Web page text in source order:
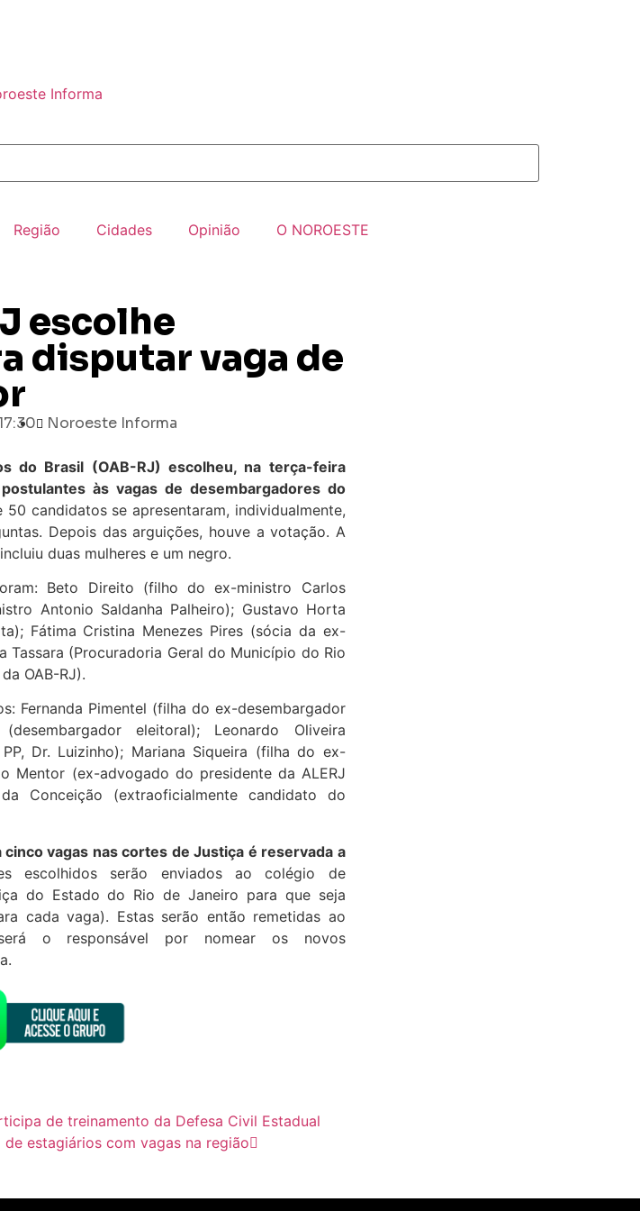
Região Cidades Opinião O NOROESTE
escolhe
disputar vaga de
Noroeste Informa
do Brasil (OAB-RJ) escolheu, na terça-feira
às vagas de desembargadores do
50 candidatos se apresentaram, individualmente,
Depois das arguições, houve a votação. A
duas mulheres e um negro.
Beto Direito (filho do ex-ministro Carlos
Antonio Saldanha Palheiro); Gustavo Horta
Fátima Cristina Menezes Pires (sócia da ex-
Tassara (Procuradoria Geral do Município do Rio
OAB-RJ).
Fernanda Pimentel (filha do ex-desembargador
eleitoral); Leonardo Oliveira
Dr. Luizinho); Mariana Siqueira (filha do ex-
Mentor (ex-advogado do presidente da ALERJ
Conceição (extraoficialmente candidato do
vagas nas cortes de Justiça é reservada a
escolhidos serão enviados ao colégio de
do Estado do Rio de Janeiro para que seja
cada vaga). Estas serão então remetidas ao
o responsável por nomear os novos
de treinamento da Defesa Civil Estadual
estagiários com vagas na região